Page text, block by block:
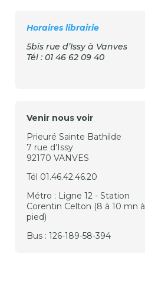
Horaires librairie
5bis rue d’Issy à Vanves
Tél : 01 46 62 09 40
Venir nous voir
Prieuré Sainte Bathilde
7 rue d’Issy
92170 VANVES
Tél 01.46.42.46.20
Métro : Ligne 12 - Station
Corentin Celton (8 à 10 mn à
pied)
Bus : 126-189-58-394